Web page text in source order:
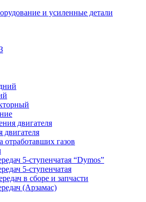
и усиленные детали
двигателя
двигателя
отработавших газов
5-ступенчатая “Dymos”
5-ступенчатая
в сборе и запчасти
(Арзамас)